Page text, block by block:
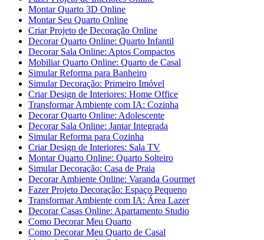
Montar Quarto 3D Online
Montar Seu Quarto Online
Criar Projeto de Decoração Online
Decorar Quarto Online: Quarto Infantil
Decorar Sala Online: Aptos Compactos
Mobiliar Quarto Online: Quarto de Casal
Simular Reforma para Banheiro
Simular Decoração: Primeiro Imóvel
Criar Design de Interiores: Home Office
Transformar Ambiente com IA: Cozinha
Decorar Quarto Online: Adolescente
Decorar Sala Online: Jantar Integrada
Simular Reforma para Cozinha
Criar Design de Interiores: Sala TV
Montar Quarto Online: Quarto Solteiro
Simular Decoração: Casa de Praia
Decorar Ambiente Online: Varanda Gourmet
Fazer Projeto Decoração: Espaço Pequeno
Transformar Ambiente com IA: Área Lazer
Decorar Casas Online: Apartamento Studio
Como Decorar Meu Quarto
Como Decorar Meu Quarto de Casal